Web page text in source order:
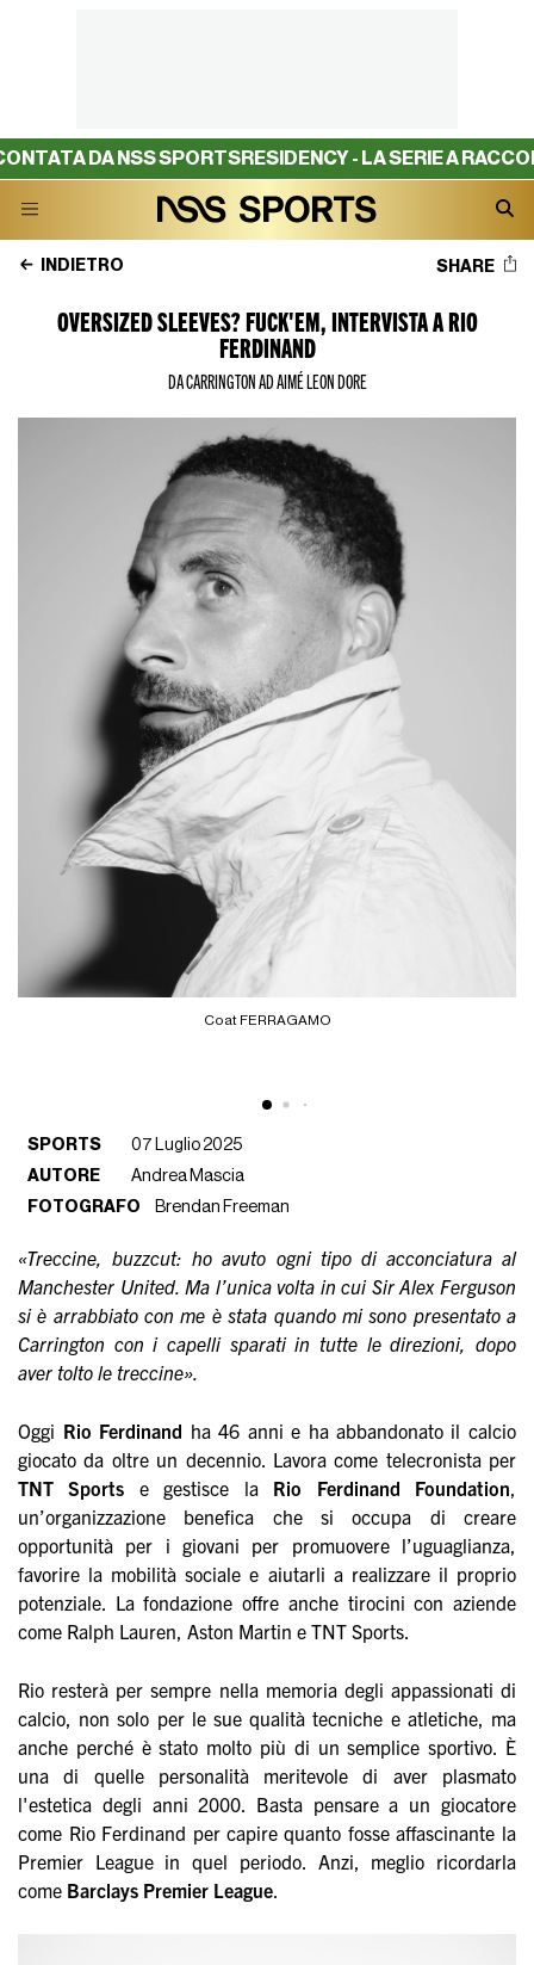
NSS SPORTSRESIDENCY - LA SERIE A RACCONTATA DA
INDIETRO SHARE
OVERSIZED SLEEVES? FUCK'EM, INTERVISTA A RIO
FERDINAND
DA CARRINGTON AD AIMÉ LEON DORE
Coat FERRAGAMO
SPORTS
07 Luglio 2025
AUTORE
Andrea Mascia
FOTOGRAFO
Brendan Freeman
«Treccine, buzzcut: ho avuto ogni tipo di acconciatura al
Manchester United. Ma l’unica volta in cui Sir Alex Ferguson
si è arrabbiato con me è stata quando mi sono presentato a
Carrington con i capelli sparati in tutte le direzioni, dopo
aver tolto le treccine».
Oggi Rio Ferdinand ha 46 anni e ha abbandonato il calcio
giocato da oltre un decennio. Lavora come telecronista per
TNT Sports e gestisce la Rio Ferdinand Foundation
un’organizzazione benefica che si occupa di creare
opportunità per i giovani per promuovere l’uguaglianza,
favorire la mobilità sociale e aiutarli a realizzare il proprio
potenziale. La fondazione offre anche tirocini con aziende
come Ralph Lauren, Aston Martin e TNT Sports.
Rio resterà per sempre nella memoria degli appassionati di
calcio, non solo per le sue qualità tecniche e atletiche, ma
anche perché è stato molto più di un semplice sportivo. È
una di quelle personalità meritevole di aver plasmato
l'estetica degli anni 2000. Basta pensare a un giocatore
come Rio Ferdinand per capire quanto fosse affascinante la
Premier League in quel periodo. Anzi, meglio ricordarla
come Barclays Premier League